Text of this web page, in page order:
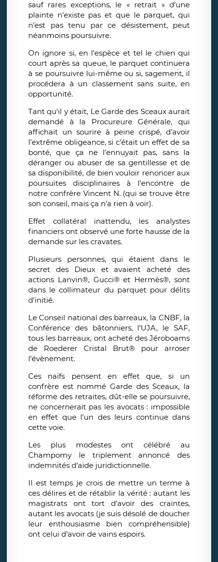
sauf rares exceptions, le « retrait » d’une
plainte n’existe pas et que le parquet, qui
n’est pas tenu par ce désistement, peut
néanmoins poursuivre.
On ignore si, en l’espèce et tel le chien qui
court après sa queue, le parquet continuera
à se poursuivre lui-même ou si, sagement, il
procédera à un classement sans suite, en
opportunité.
Tant qu’il y était, Le Garde des Sceaux aurait
demandé à la Procureure Générale, qui
affichait un sourire à peine crispé, d’avoir
l’extrême obligeance, si c’était un effet de sa
bonté, que ça ne l’ennuyait pas, sans la
déranger ou abuser de sa gentillesse et de
sa disponibilité, de bien vouloir renoncer aux
poursuites disciplinaires à l’encontre de
notre confrère Vincent N. (qui se trouve être
son conseil, mais ça n’a rien à voir).
Effet collatéral inattendu, les analystes
financiers ont observé une forte hausse de la
demande sur les cravates.
Plusieurs personnes, qui étaient dans le
secret des Dieux et avaient acheté des
actions Lanvin®, Gucci® et Hermès®, sont
dans le collimateur du parquet pour délits
d’initié.
Le Conseil national des barreaux, la CNBF, la
Conférence des bâtonniers, l’UJA, le SAF,
tous les barreaux, ont acheté des Jéroboams
de Roederer Cristal Brut® pour arroser
l’évènement.
Ces naïfs pensent en effet que, si un
confrère est nommé Garde des Sceaux, la
réforme des retraites, dût-elle se poursuivre,
ne concernerait pas les avocats : impossible
en effet que l’un des leurs continue dans
cette voie.
Les plus modestes ont célébré au
Champomy le triplement annoncé des
indemnités d’aide juridictionnelle.
Il est temps je crois de mettre un terme à
ces délires et de rétablir la vérité : autant les
magistrats ont tort d’avoir des craintes,
autant les avocats (je suis désolé de doucher
leur enthousiasme bien compréhensible)
ont celui d’avoir de vains espoirs.